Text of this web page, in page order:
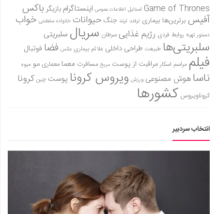
Game of Thrones استایل اطلاعات عمومی اینستاگرام بازیگر باکس
آفیس برترین‌ها بیماری ترفند ترند جنگ حیوانات خانواده سلطنتی خواب
دستور تهیه روابط فردی رژیم غذاییسرطان سریال سلبریتی
سلبریتی‌ها طبیعت طراحی داخلی علائم بیماری عکس فضا فوتبال
فیلم مراسم اسکارمراقبت از پوست مریخ مسافرت معمامعماری مو میوه
ناساهوش مصنوعی ورزش ویروس کرونا پوست چین کرونا
کروناویروس کشورها
انتخاب سردبیر